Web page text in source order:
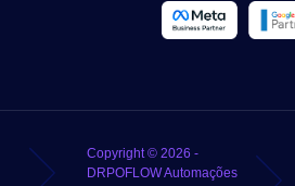
Copyright © 2026 -
DRPOFLOW Automações